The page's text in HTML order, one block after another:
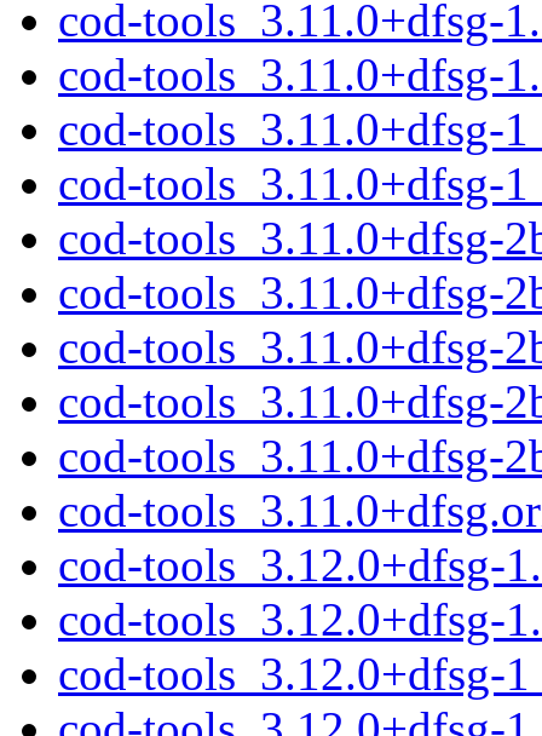
cod-tools_3.11.0+dfsg-
cod-tools_3.11.0+dfsg-
cod-tools_3.11.0+dfsg-
cod-tools_3.11.0+dfsg-
cod-tools_3.11.0+dfsg-
cod-tools_3.11.0+dfsg-
cod-tools_3.11.0+dfsg-
cod-tools_3.11.0+dfsg-
cod-tools_3.11.0+dfsg-
cod-
cod-tools_3.12.0+dfsg-
cod-tools_3.12.0+dfsg-
cod-tools_3.12.0+dfsg-